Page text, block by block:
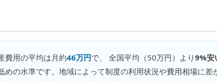
費用の平均は月約46万円で、 全国平均（50万円）より9%安
めの水準です。地域によって制度の利用状況や費用相場に